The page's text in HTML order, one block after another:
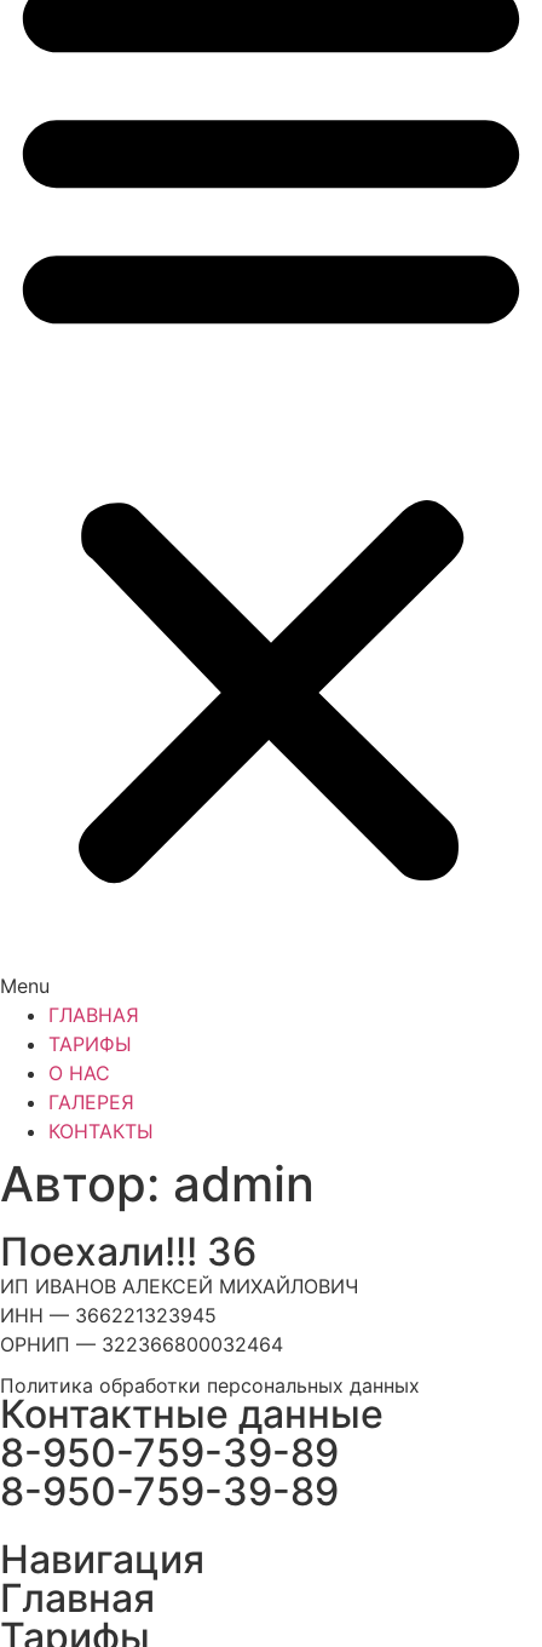
Menu
ГЛАВНАЯ
ТАРИФЫ
О НАС
ГАЛЕРЕЯ
КОНТАКТЫ
Автор: admin
Поехали!!! 36
ИП ИВАНОВ АЛЕКСЕЙ МИХАЙЛОВИЧ
ИНН — 366221323945
ОРНИП — 322366800032464
Политика обработки персональных данных
Контактные данные
8-950-759-39-89
8-950-759-39-89
Навигация
Главная
Тарифы